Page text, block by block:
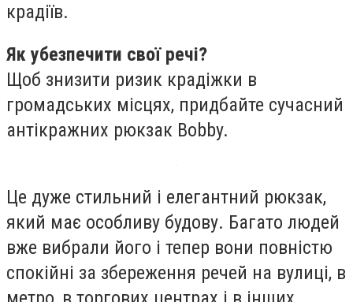
крадіїв.
Як убезпечити свої речі?
Щоб знизити ризик крадіжки в
громадських місцях, придбайте сучасний
антікражних рюкзак Bobby.
Це дуже стильний і елегантний рюкзак,
який має особливу будову. Багато людей
вже вибрали його і тепер вони повністю
спокійні за збереження речей на вулиці, в